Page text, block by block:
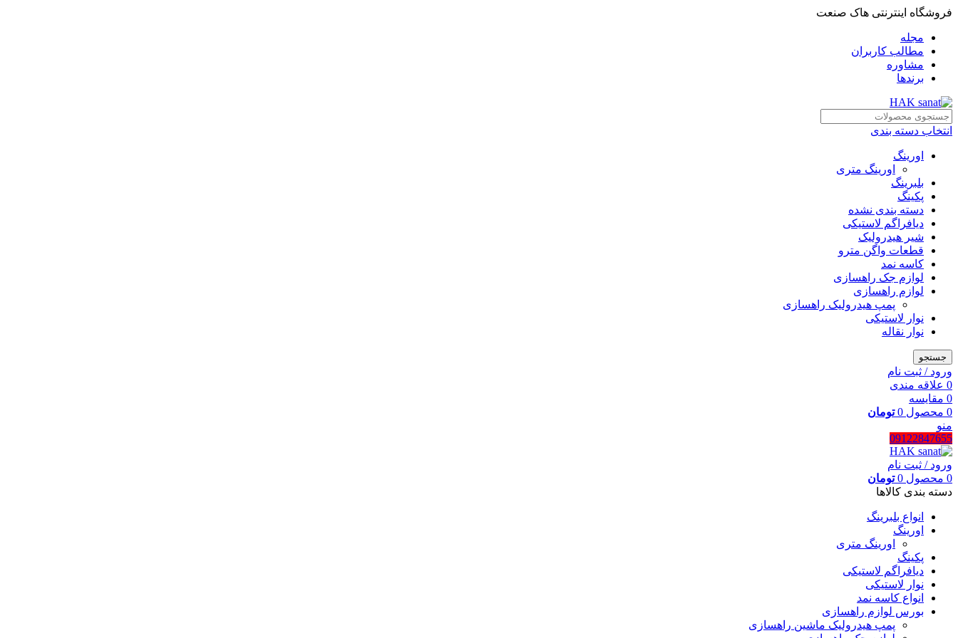
فروشگاه اینترنتی هاک صنعت
مجله
مطالب کاربران
مشاوره
برندها
انتخاب دسته بندی
اورینگ
اورینگ متری
بلبرینگ
پکینگ
دسته بندی نشده
دیافراگم لاستیکی
شیر هیدرولیک
قطعات واگن مترو
کاسه نمد
لوازم جک راهسازی
لوازم راهسازی
پمپ هیدرولیک راهسازی
نوار لاستیکی
نوار نقاله
جستجو
ورود / ثبت نام
0 علاقه مندی
0 مقایسه
0 محصول 0 تومان
منو
09122847655
ورود / ثبت نام
0 محصول 0 تومان
دسته بندی کالاها
انواع بلبرینگ
اورینگ
اورینگ متری
پکینگ
دیافراگم لاستیکی
نوار لاستیکی
انواع کاسه نمد
بورس لوازم راهسازی
پمپ هیدرولیک ماشین راهسازی